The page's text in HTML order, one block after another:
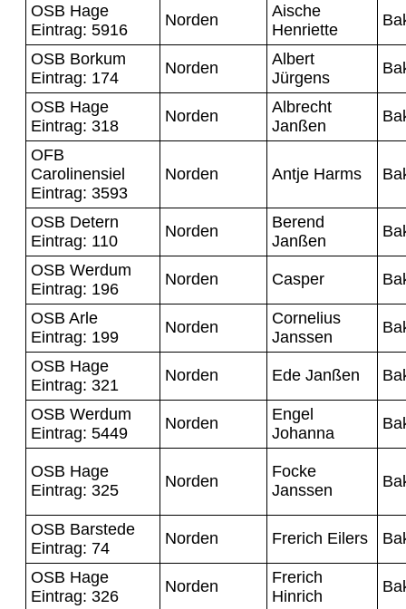
OSB Hage
Eintrag: 5916
Norden
Aische
Henriette
OSB Borkum
Eintrag: 174
Norden
Albert
Jürgens
OSB Hage
Eintrag: 318
Norden
Albrecht
Janßen
OFB
Carolinensiel
Eintrag: 3593
Norden Antje Harms
OSB Detern
Eintrag: 110
Norden
Berend
Janßen
OSB Werdum
Eintrag: 196
Norden Casper
OSB Arle
Eintrag: 199
Norden
Cornelius
Janssen
OSB Hage
Eintrag: 321
Norden Ede Janßen
OSB Werdum
Eintrag: 5449
Norden
Engel
Johanna
OSB Hage
Eintrag: 325
Norden
Focke
Janssen
OSB Barstede
Eintrag: 74
Norden Frerich Eilers
OSB Hage
Eintrag: 326
Norden
Frerich
Hinrich